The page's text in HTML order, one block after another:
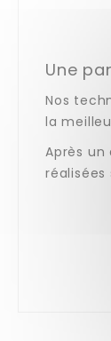
Une
Nos
la
Après